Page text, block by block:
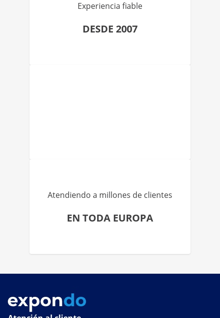
Experiencia fiable
DESDE 2007
Atendiendo a millones de clientes
EN TODA EUROPA